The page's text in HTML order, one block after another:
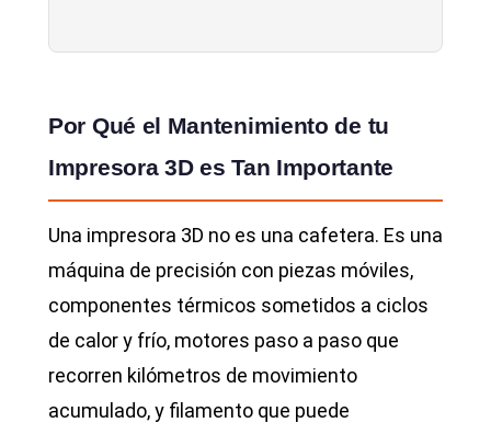
Por Qué el Mantenimiento de tu
Impresora 3D es Tan Importante
Una impresora 3D no es una cafetera. Es una
máquina de precisión con piezas móviles,
componentes térmicos sometidos a ciclos
de calor y frío, motores paso a paso que
recorren kilómetros de movimiento
acumulado, y filamento que puede